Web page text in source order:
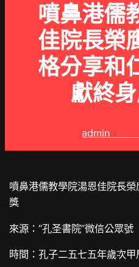
噴鼻港儒
佳院長榮
格分享和
獻終
admin
噴鼻港儒教學院湯恩佳院長
獎
來源：“孔圣書院”微信公眾號
時間：孔子二五七五年歲次